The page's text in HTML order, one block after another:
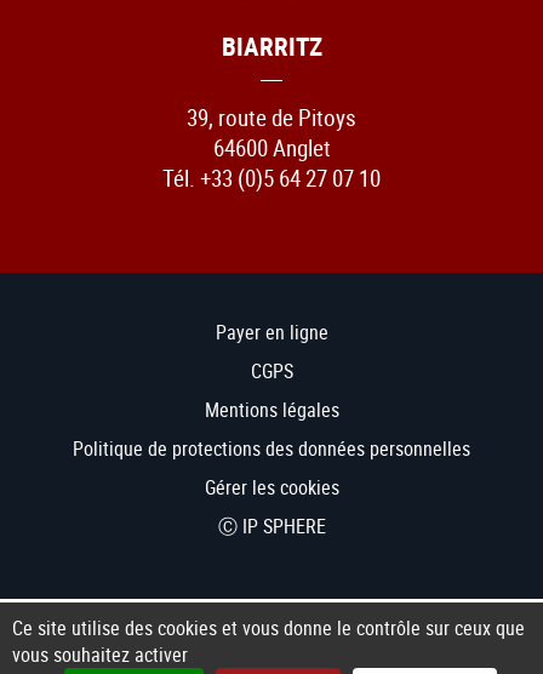
BIARRITZ
39, route de Pitoys
64600 Anglet
Tél. +33 (0)5 64 27 07 10
Payer en ligne
CGPS
Mentions légales
Politique de protections des données personnelles
Gérer les cookies
Ⓒ IP SPHERE
Ce site utilise des cookies et vous donne le contrôle sur ceux que
vous souhaitez activer